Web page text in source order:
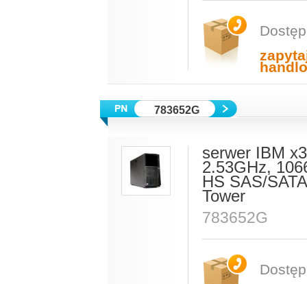
783652G
serwer IBM
2.53GHz,
HS SAS/
Tower
783652G